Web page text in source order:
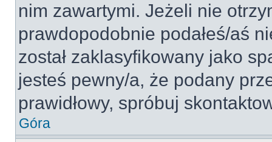
nim zawartymi. Jeżeli nie
prawdopodobnie podałeś/aś
został zaklasyfikowany jako
jesteś pewny/a, że podany
prawidłowy, spróbuj
Góra